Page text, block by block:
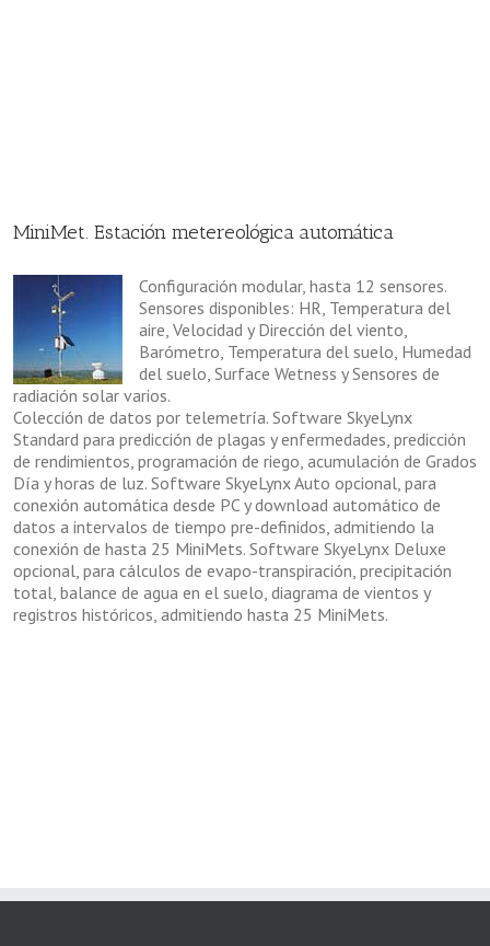
MiniMet. Estación metereológica automática
Configuración modular, hasta 12 sensores.
Sensores disponibles: HR, Temperatura del
aire, Velocidad y Dirección del viento,
Barómetro, Temperatura del suelo, Humedad
del suelo, Surface Wetness y Sensores de
radiación solar varios.
Colección de datos por telemetría. Software SkyeLynx
Standard para predicción de plagas y enfermedades, predicción
de rendimientos, programación de riego, acumulación de Grados
Día y horas de luz. Software SkyeLynx Auto opcional, para
conexión automática desde PC y download automático de
datos a intervalos de tiempo pre-definidos, admitiendo la
conexión de hasta 25 MiniMets. Software SkyeLynx Deluxe
opcional, para cálculos de evapo-transpiración, precipitación
total, balance de agua en el suelo, diagrama de vientos y
registros históricos, admitiendo hasta 25 MiniMets.